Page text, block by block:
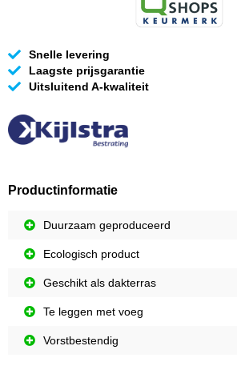
Snelle levering
Laagste prijsgarantie
Uitsluitend A-kwaliteit
Productinformatie
Duurzaam geproduceerd
Ecologisch product
Geschikt als dakterras
Te leggen met voeg
Vorstbestendig